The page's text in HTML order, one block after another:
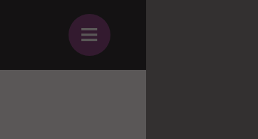
≡